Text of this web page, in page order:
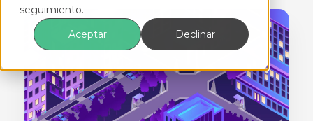
seguimiento.
Aceptar
Declinar